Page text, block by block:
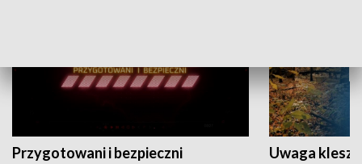
Przygotowani i bezpieczni Uwaga